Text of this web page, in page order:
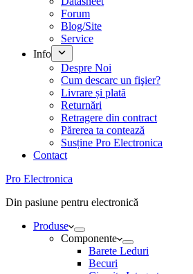
Forum
Blog/Site
Service
Info
Despre Noi
Cum descarc un fişier?
Livrare și plată
Returnări
Retragere din contract
Părerea ta contează
Susține Pro Electronica
Contact
Pro Electronica
Din pasiune pentru electronică
Produse
Componente
Barete Leduri
Becuri